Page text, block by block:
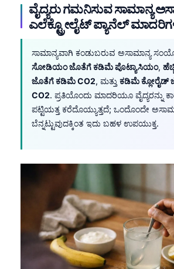
ವೈದ್ಯರು ಗಮನಿಸುವ ಸಾಮಾನ್ಯ
ಎಲೆಕ್ಟ್ರೋಲೈಟ್ ಪ್ಯಾನೆಲ್
ಸಾಮಾನ್ಯವಾಗಿ ಕಂಡುಬರುವ ಅಸಾಮಾನ್ಯ
ಸೋಡಿಯಂ ಜೊತೆಗೆ ಕಡಿಮೆ ಪೊಟ್ಯಾಸಿಯಂ,
ಜೊತೆಗೆ ಕಡಿಮೆ CO2, ಮತ್ತು ಕಡಿಮೆ ಕ್ಲೋರೈಡ್
CO2. ಪ್ರತಿಯೊಂದು ಮಾದರಿಯೂ ವೈದ್ಯರನ್ನು
ಪಟ್ಟಿಯತ್ತ ಕರೆದೊಯ್ಯುತ್ತದೆ; ಒಂದೊಂದೇ
ಬೆನ್ನಟ್ಟುವುದಕ್ಕಿಂತ ಇದು ಬಹಳ ಉಪಯುಕ್ತ.
Ślōnskŏ gŏdka
Norsk bokmål